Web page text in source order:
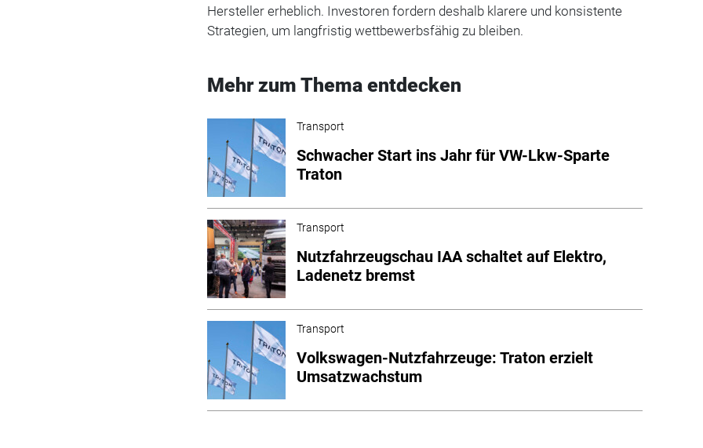
Hersteller erheblich. Investoren fordern deshalb klarere und konsistente
Strategien, um langfristig wettbewerbsfähig zu bleiben.
Mehr zum Thema entdecken
Transport
Schwacher Start ins Jahr für VW-Lkw-Sparte
Traton
Transport
Nutzfahrzeugschau IAA schaltet auf Elektro,
Ladenetz bremst
Transport
Volkswagen-Nutzfahrzeuge: Traton erzielt
Umsatzwachstum